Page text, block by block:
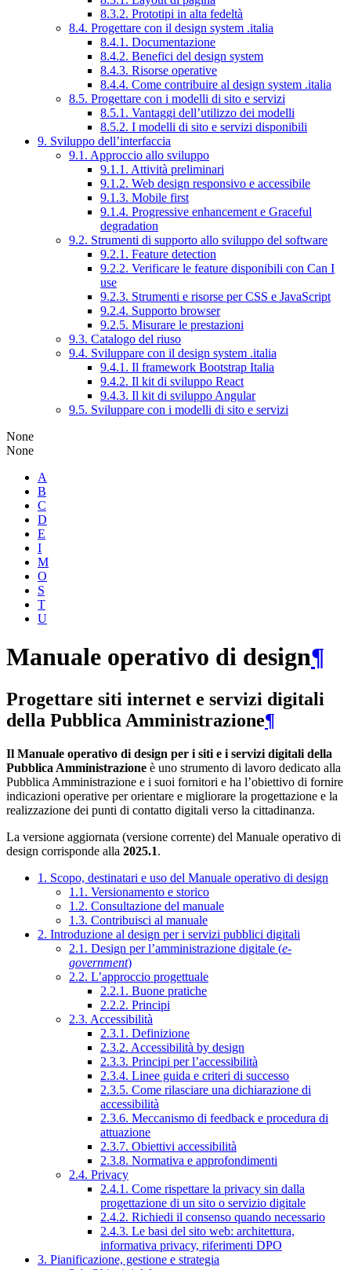
8.3.2. Prototipi in alta fedeltà
8.4. Progettare con il design system .italia
8.4.1. Documentazione
8.4.2. Benefici del design system
8.4.3. Risorse operative
8.4.4. Come contribuire al design system .italia
8.5. Progettare con i modelli di sito e servizi
8.5.1. Vantaggi dell’utilizzo dei modelli
8.5.2. I modelli di sito e servizi disponibili
9. Sviluppo dell’interfaccia
9.1. Approccio allo sviluppo
9.1.1. Attività preliminari
9.1.2. Web design responsivo e accessibile
9.1.3. Mobile first
9.1.4. Progressive enhancement e Graceful
degradation
9.2. Strumenti di supporto allo sviluppo del software
9.2.1. Feature detection
9.2.2. Verificare le feature disponibili con Can I
use
9.2.3. Strumenti e risorse per CSS e JavaScript
9.2.4. Supporto browser
9.2.5. Misurare le prestazioni
9.3. Catalogo del riuso
9.4. Sviluppare con il design system .italia
9.4.1. Il framework Bootstrap Italia
9.4.2. Il kit di sviluppo React
9.4.3. Il kit di sviluppo Angular
9.5. Sviluppare con i modelli di sito e servizi
None
None
A
B
C
D
E
I
M
O
S
T
U
Manuale operativo di design¶
Progettare siti internet e servizi digitali
della Pubblica Amministrazione¶
Il Manuale operativo di design per i siti e i servizi digitali della
Pubblica Amministrazione è uno strumento di lavoro dedicato alla
Pubblica Amministrazione e i suoi fornitori e ha l’obiettivo di fornire
indicazioni operative per orientare e migliorare la progettazione e la
realizzazione dei punti di contatto digitali verso la cittadinanza.
La versione aggiornata (versione corrente) del Manuale operativo di
design corrisponde alla 2025.1.
1. Scopo, destinatari e uso del Manuale operativo di design
1.1. Versionamento e storico
1.2. Consultazione del manuale
1.3. Contribuisci al manuale
2. Introduzione al design per i servizi pubblici digitali
2.1. Design per l’amministrazione digitale (e-
government)
2.2. L’approccio progettuale
2.2.1. Buone pratiche
2.2.2. Principi
2.3. Accessibilità
2.3.1. Definizione
2.3.2. Accessibilità by design
2.3.3. Principi per l’accessibilità
2.3.4. Linee guida e criteri di successo
2.3.5. Come rilasciare una dichiarazione di
accessibilità
2.3.6. Meccanismo di feedback e procedura di
attuazione
2.3.7. Obiettivi accessibilità
2.3.8. Normativa e approfondimenti
2.4. Privacy
2.4.1. Come rispettare la privacy sin dalla
progettazione di un sito o servizio digitale
2.4.2. Richiedi il consenso quando necessario
2.4.3. Le basi del sito web: architettura,
informativa privacy, riferimenti DPO
3. Pianificazione, gestione e strategia